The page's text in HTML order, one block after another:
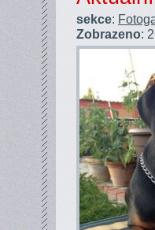
sekce:
Zobrazeno: